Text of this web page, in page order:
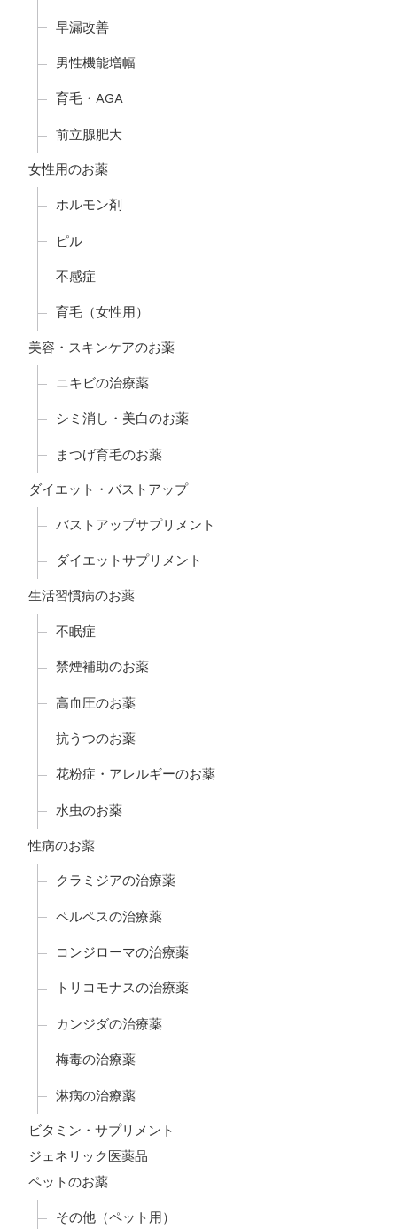
早漏改善
男性機能増幅
育毛・AGA
前立腺肥大
女性用のお薬
ホルモン剤
ピル
不感症
育毛（女性用）
美容・スキンケアのお薬
ニキビの治療薬
シミ消し・美白のお薬
まつげ育毛のお薬
ダイエット・バストアップ
バストアップサプリメント
ダイエットサプリメント
生活習慣病のお薬
不眠症
禁煙補助のお薬
高血圧のお薬
抗うつのお薬
花粉症・アレルギーのお薬
水虫のお薬
性病のお薬
クラミジアの治療薬
ペルペスの治療薬
コンジローマの治療薬
トリコモナスの治療薬
カンジダの治療薬
梅毒の治療薬
淋病の治療薬
ビタミン・サプリメント
ジェネリック医薬品
ペットのお薬
その他（ペット用）